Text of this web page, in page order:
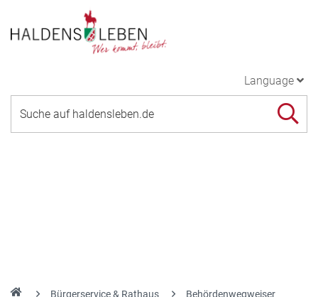
Language
Bürgerservice & Rathaus Behördenwegweiser